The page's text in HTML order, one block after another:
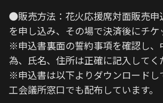
●販売方法：花火応援席対面販売申
を申し込み、その場で決済後にチケ
※申込書裏面の誓約事項を確認し、
為、氏名、住所は正確に記入してく
※申込書は以下よりダウンロードし
工会議所窓口でも配布しています。